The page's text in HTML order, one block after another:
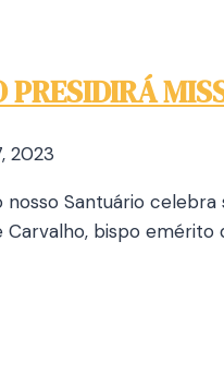
2023
Santuário
bispo emérito